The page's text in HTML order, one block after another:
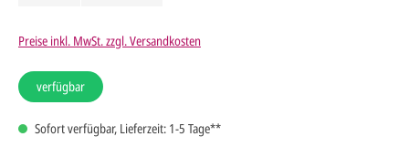
Preise inkl. MwSt. zzgl. Versandkosten
verfügbar
Sofort verfügbar, Lieferzeit: 1-5 Tage**